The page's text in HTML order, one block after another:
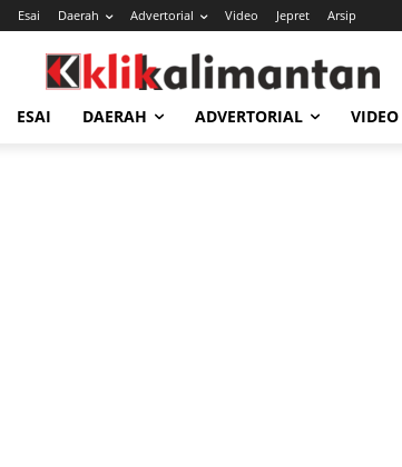
Esai Daerah Advertorial Video Jepret Arsip
ESAI DAERAH ADVERTORIAL VIDEO